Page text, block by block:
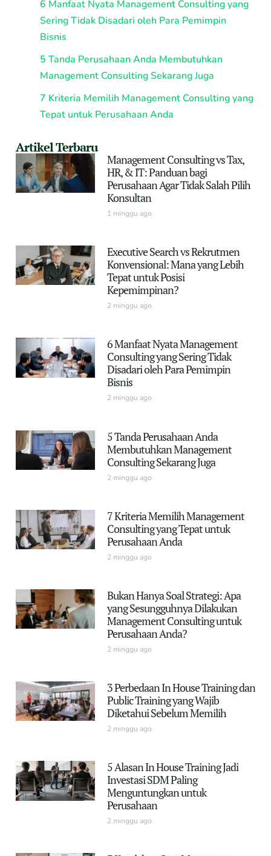
6 Manfaat Nyata Management Consulting yang
Sering Tidak Disadari oleh Para Pemimpin
Bisnis
5 Tanda Perusahaan Anda Membutuhkan
Management Consulting Sekarang Juga
7 Kriteria Memilih Management Consulting yang
Tepat untuk Perusahaan Anda
Artikel Terbaru
Management Consulting vs Tax,
HR, & IT: Panduan bagi
Perusahaan Agar Tidak Salah Pilih
Konsultan
1 minggu ago
Executive Search vs Rekrutmen
Konvensional: Mana yang Lebih
Tepat untuk Posisi
Kepemimpinan?
2 minggu ago
6 Manfaat Nyata Management
Consulting yang Sering Tidak
Disadari oleh Para Pemimpin
Bisnis
2 minggu ago
5 Tanda Perusahaan Anda
Membutuhkan Management
Consulting Sekarang Juga
2 minggu ago
7 Kriteria Memilih Management
Consulting yang Tepat untuk
Perusahaan Anda
2 minggu ago
Bukan Hanya Soal Strategi: Apa
yang Sesungguhnya Dilakukan
Management Consulting untuk
Perusahaan Anda?
2 minggu ago
3 Perbedaan In House Training dan
Public Training yang Wajib
Diketahui Sebelum Memilih
2 minggu ago
5 Alasan In House Training Jadi
Investasi SDM Paling
Menguntungkan untuk
Perusahaan
2 minggu ago